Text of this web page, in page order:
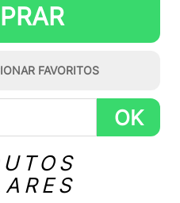
FAVORITOS
OK